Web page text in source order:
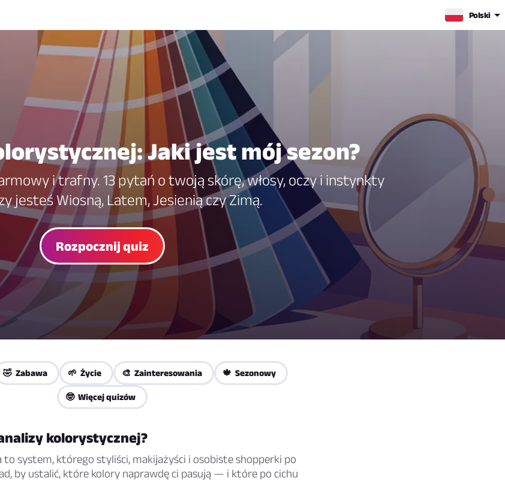
Polski
Jaki jest mój sezon?
i trafny. 13 pytań o twoją skórę, włosy, oczy i instynkty
jesteś Wiosną, Latem, Jesienią czy Zimą.
Rozpocznij quiz
🤣 Zabawa 🌱 Życie 🎨 Zainteresowania 🍁 Sezonowy
🤓 Więcej quizów
kolorystycznej?
to system, którego styliści, makijażyści i osobiste shopperki po
by ustalić, które kolory naprawdę ci pasują — i które po cichu